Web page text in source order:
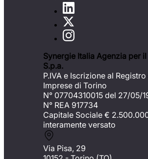
Synergie Italia Agenzia per
S.p.a.
P.IVA e Iscrizione al
Imprese di Torino
N° 07704310015 del 27/05/
N° REA 917734
Capitale Sociale €
interamente versato
Via Pisa, 29